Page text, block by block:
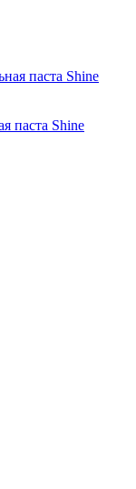
паста Shine